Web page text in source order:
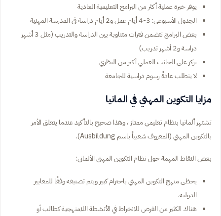
يوفر خبرة عملية أكثر من البرامج التعليمية العادية
الجدول الأسبوعي: 3-4 أيام عمل و2 أيام دراسة في المدرسة المهنية
بعض البرامج تتضمن فترات متناوبة بين الدراسة والتدريب (مثل 3 أشهر
دراسة و2 أشهر تدريب)
يركز على الجانب العملي أكثر من النظري
لا يتطلب عادةً رسوم دراسية للجامعة
مزايا التكوين المهني في المانيا
تشتهر ألمانيا بنظام تعليمي ممتاز ، وهذا صحيح بالتأكيد عندما يتعلق الأمر
بالتكوين المهني (المعروف شعبياً باسم Ausbildung).
بعض النقاط المهمة حول نظام التكوين المهني الألماني:
يحظى منهج التكوين المهني باحترام كبير ويتم تصنيفه وفقًا للمعايير
الدولية.
هناك الكثير من الفرص للانخراط في الأنشطة اللامنهجية كطالب أو